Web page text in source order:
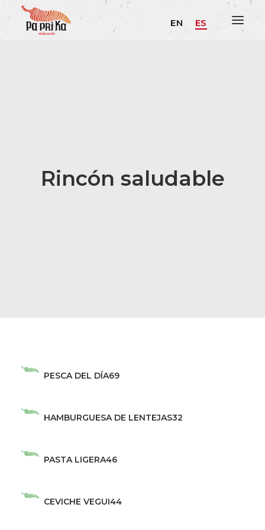
EN ES
Rincón saludable
PESCA DEL DÍA69
HAMBURGUESA DE LENTEJAS32
PASTA LIGERA46
CEVICHE VEGUI44